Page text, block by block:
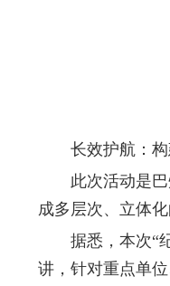
长效护航：
此次活动是巴州
成多层次、立体
据悉，本次“纪
讲，针对重点单